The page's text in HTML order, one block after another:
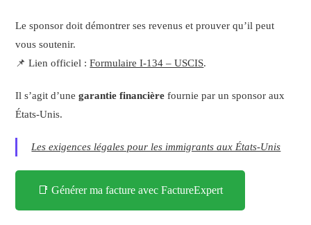
Le sponsor doit démontrer ses revenus et prouver qu’il peut
vous soutenir.
📌 Lien officiel :Formulaire I-134 – USCIS.
Il s’agit d’unegarantie financière fournie par un sponsor aux
États-Unis.
Les exigences légales pour les immigrants aux États-Unis
📑 Générer ma facture avec FactureExpert